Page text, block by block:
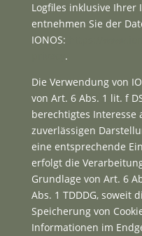
Logfiles inklusive Ihrer
entnehmen Sie der
IONOS:
.
Die Verwendung von
von Art. 6 Abs. 1 lit. f
berechtigtes Interesse
zuverlässigen
eine entsprechende
erfolgt die
Grundlage von Art. 6
Abs. 1 TDDDG, soweit
Speicherung von
Informationen im